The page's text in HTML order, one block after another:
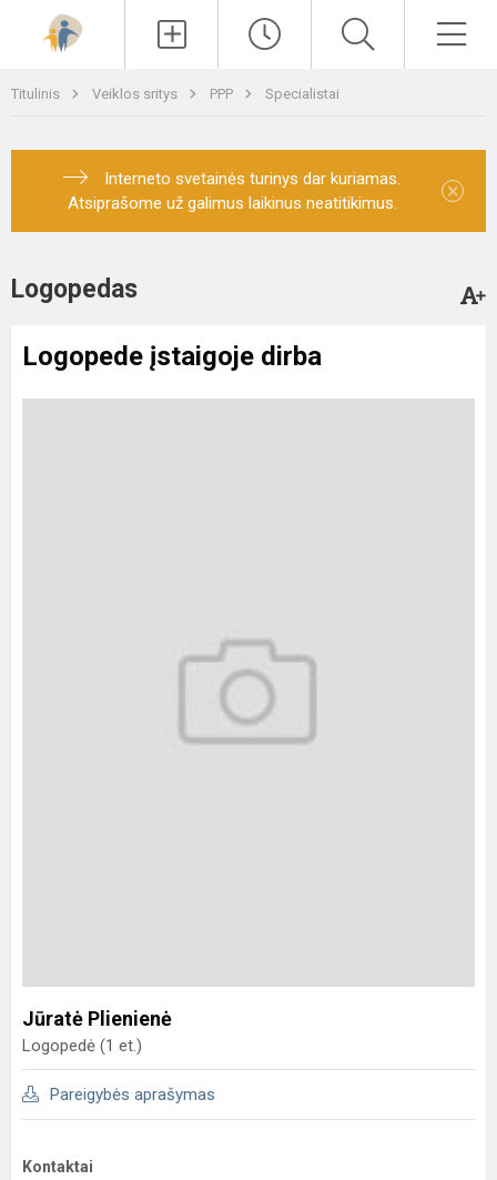
Titulinis Veiklos sritys PPP Specialistai
Interneto svetainės turinys dar kuriamas.
Atsiprašome už galimus laikinus neatitikimus.
×
Logopedas
Logopede įstaigoje dirba
Jūratė Plienienė
Logopedė (1 et.)
Pareigybės aprašymas
Kontaktai